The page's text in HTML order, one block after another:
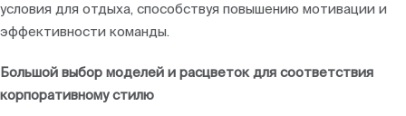
условия для отдыха, способствуя повышению мотивации и
эффективности команды.
Большой выбор моделей и расцветок для соответствия
корпоративному стилю